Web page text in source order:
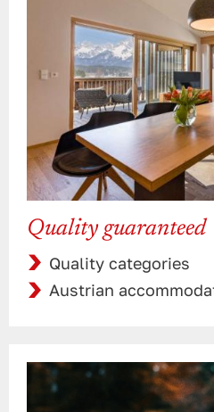
Quality guaranteed
Quality categories
Austrian